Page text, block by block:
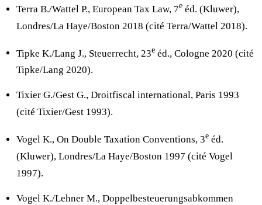
Terra B./Wattel P., European Tax Law, 7e éd. (Kluwer),
Londres/La Haye/Boston 2018 (cité Terra/Wattel 2018).
Tipke K./Lang J., Steuerrecht, 23e éd., Cologne 2020 (cité
Tipke/Lang 2020).
Tixier G./Gest G., Droitfiscal international, Paris 1993
(cité Tixier/Gest 1993).
Vogel K., On Double Taxation Conventions, 3e éd.
(Kluwer), Londres/La Haye/Boston 1997 (cité Vogel
1997).
Vogel K./Lehner M., Doppelbesteuerungsabkommen